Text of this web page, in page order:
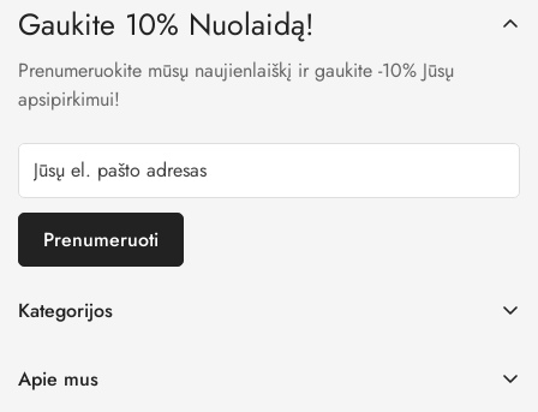
Gaukite 10% Nuolaidą!
Prenumeruokite mūsų naujienlaiškį ir gaukite -10% Jūsų
apsipirkimui!
Prenumeruoti
Kategorijos
Berniukams
Apie mus